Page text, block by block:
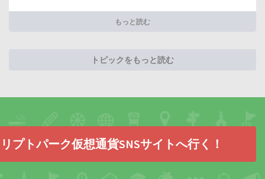
もっと読む
トピックをもっと読む
プトパーク仮想通貨SNSサイトへ行く！